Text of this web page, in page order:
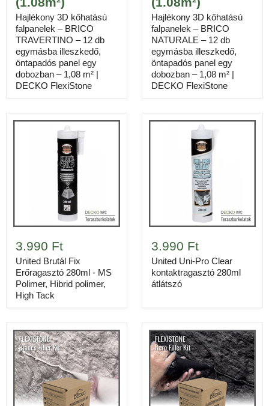
megjelenéssel
✓Beltérre és kültérre egyaránt alkalmas
✓Könnyű, saját kezűleg telepíthető
✓ Íves és sarkos felületekre is hajlítható
12 doboz részösszeg
MEGTAKARÍTÁS 79.680 FT
796.800 Ft
717.120 Ft
Hajlékony 3D kőhatású
falpanelek – BRICO
TRAVERTINO – 12 db
egymásba illeszkedő,
öntapadós panel egy
dobozban – 1,08 m² |
DECKO FlexiStone
Hajlékony 3D kőhatású
falpanelek – BRICO
NATURALE – 12 db
egymásba illeszkedő,
öntapadós panel egy
dobozban – 1,08 m² |
DECKO FlexiStone
3.990 Ft
United Brutál Fix
Erőragasztó 280ml - MS
Polimer, Hibrid polimer,
High Tack
3.990 Ft
United Uni-Pro Clear
kontaktragasztó 280ml
átlátszó